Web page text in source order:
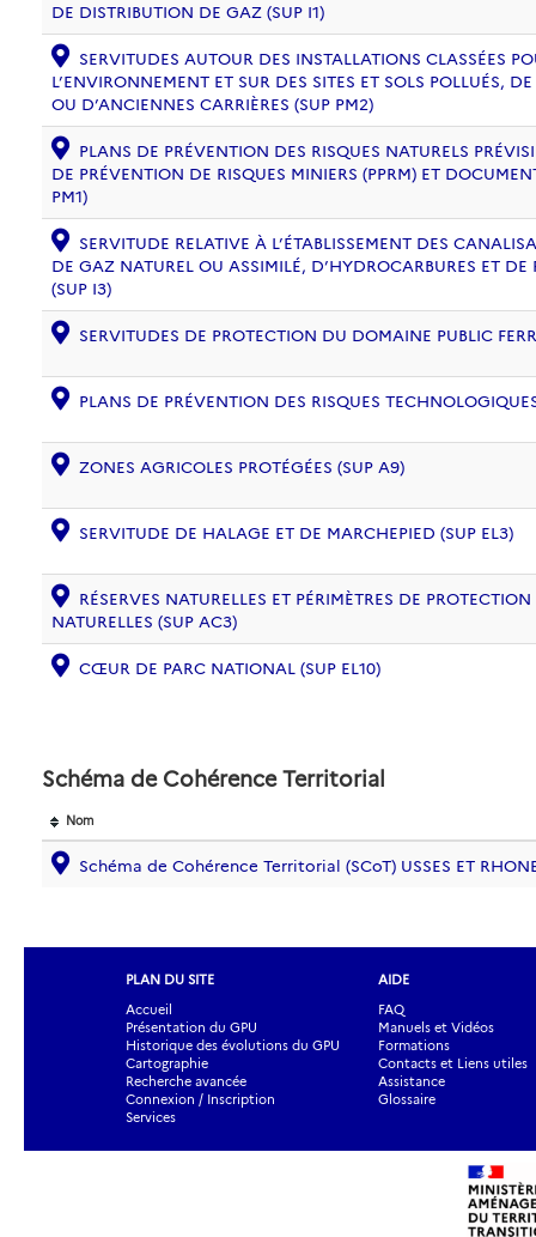
DE DISTRIBUTION DE GAZ (SUP I1)
SERVITUDES AUTOUR DES INSTALLATIONS CLASSÉES
L’ENVIRONNEMENT ET SUR DES SITES ET SOLS POLLUÉS,
OU D’ANCIENNES CARRIÈRES (SUP PM2)
PLANS DE PRÉVENTION DES RISQUES NATURELS
DE PRÉVENTION DE RISQUES MINIERS (PPRM) ET
PM1)
SERVITUDE RELATIVE À L’ÉTABLISSEMENT DES
DE GAZ NATUREL OU ASSIMILÉ, D’HYDROCARBURES ET
(SUP I3)
SERVITUDES DE PROTECTION DU DOMAINE PUBLIC
PLANS DE PRÉVENTION DES RISQUES
ZONES AGRICOLES PROTÉGÉES (SUP A9)
SERVITUDE DE HALAGE ET DE MARCHEPIED (SUP EL3)
RÉSERVES NATURELLES ET PÉRIMÈTRES DE
NATURELLES (SUP AC3)
CŒUR DE PARC NATIONAL (SUP EL10)
Schéma de Cohérence Territorial
Nom
Schéma de Cohérence Territorial (SCoT) USSES ET
PLAN DU SITE
Accueil
Présentation du GPU
Historique des évolutions du GPU
Cartographie
Recherche avancée
Connexion / Inscription
Services
AIDE
FAQ
Manuels et Vidéos
Formations
Contacts et Liens utiles
Assistance
Glossaire